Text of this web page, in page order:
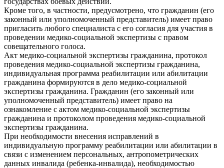
Кроме того, в частности, предусмотрено, что гражданин (его
законный или уполномоченный представитель) имеет право
пригласить любого специалиста с его согласия для участия в
проведении медико-социальной экспертизы с правом
совещательного голоса.
Акт медико-социальной экспертизы гражданина, протокол
проведения медико-социальной экспертизы гражданина,
индивидуальная программа реабилитации или абилитации
гражданина формируются в дело медико-социальной
экспертизы гражданина. Гражданин (его законный или
уполномоченный представитель) имеет право на
ознакомление с актом медико-социальной экспертизы
гражданина и протоколом проведения медико-социальной
экспертизы гражданина.
При необходимости внесения исправлений в
индивидуальную программу реабилитации или абилитации в
связи с изменением персональных, антропометрических
данных инвалида (ребенка-инвалида), необходимостью